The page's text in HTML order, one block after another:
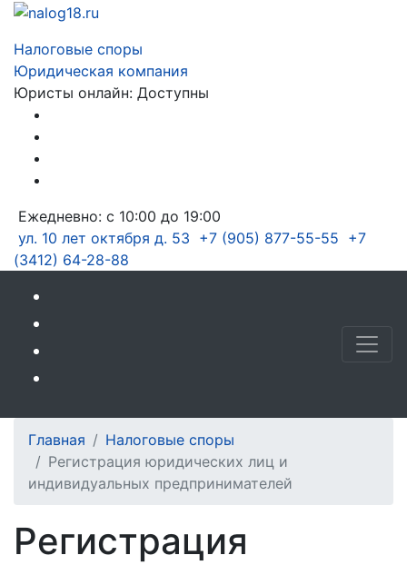
Налоговые споры
Юридическая компания
Юристы онлайн: Доступны
Ежедневно: с 10:00 до 19:00
ул. 10 лет октября д. 53 +7 (905) 877-55-55 +7
(3412) 64-28-88
Главная
Налоговые споры
Регистрация юридических лиц и
индивидуальных предпринимателей
Регистрация